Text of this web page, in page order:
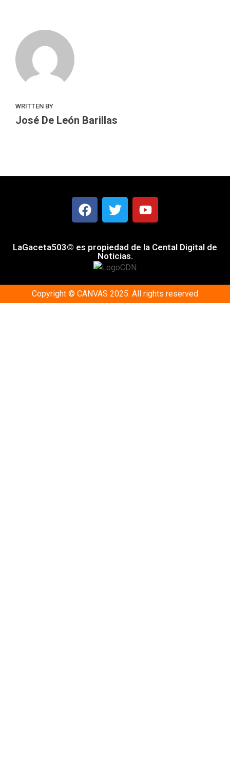
WRITTEN BY
José De León Barillas
LaGaceta503© es propiedad de la Cental Digital de
Noticias.
Copyright © CANVAS 2025. All rights reserved